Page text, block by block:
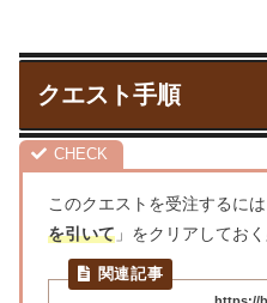
クエスト手順
このクエストを受注するに
を引いて 」をクリアしてお